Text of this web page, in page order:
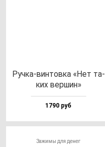
Руч­ка-вин­тов­ка «Нет та­
ких вер­шин»
1790 руб
Зажимы для денег